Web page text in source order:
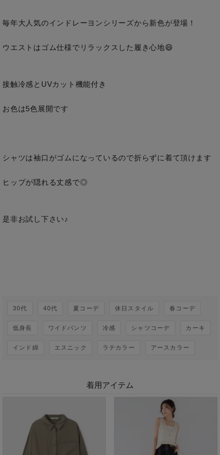
毎年大人気のインドレーヨンシリーズから新色が登場！
ウエストはゴム仕様でリラックスした履き心地😄
接触冷感とUVカット機能付き
お色は5色展開です
シャツは袖口がゴムになっているので折らずに着て頂けます
ヒップが隠れる丈感で◎
是非お試し下さい♪
30代 40代 夏コーデ 休日スタイル 春コーデ
低身長 ワイドパンツ 冷感 シャツコーデ カーキ
インド綿 エスニック ラテカラー アースカラー
着用アイテム